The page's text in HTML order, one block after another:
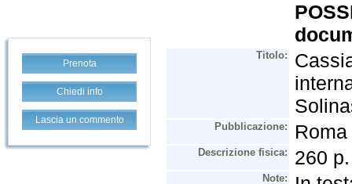
Prenota
Chiedi info
Lascia un commento